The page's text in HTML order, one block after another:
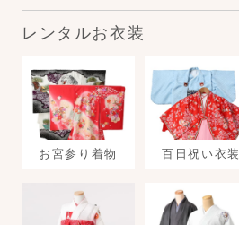
レンタルお衣装
お宮参り着物 百日祝い衣装